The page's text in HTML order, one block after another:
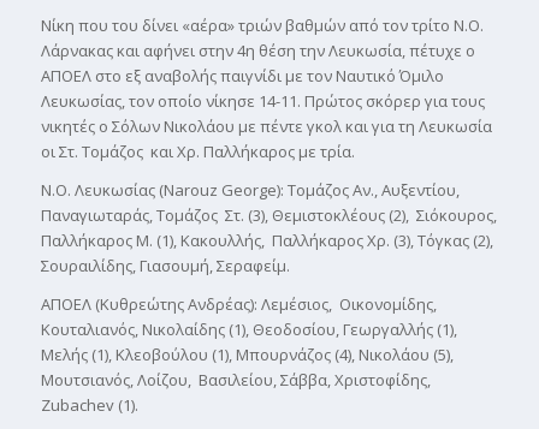
Νίκη που του δίνει «αέρα» τριών βαθμών από τον τρίτο Ν.Ο.
Λάρνακας και αφήνει στην 4η θέση την Λευκωσία, πέτυχε ο
ΑΠΟΕΛ στο εξ αναβολής παιγνίδι με τον Ναυτικό Όμιλο
Λευκωσίας, τον οποίο νίκησε 14-11. Πρώτος σκόρερ για τους
νικητές ο Σόλων Νικολάου με πέντε γκολ και για τη Λευκωσία
οι Στ. Τομάζος και Χρ. Παλλήκαρος με τρία.
Ν.Ο. Λευκωσίας (Narouz George): Τομάζος Αν., Αυξεντίου,
Παναγιωταράς, Τομάζος Στ. (3), Θεμιστοκλέους (2), Σιόκουρος,
Παλλήκαρος Μ. (1), Κακουλλής, Παλλήκαρος Χρ. (3), Τόγκας (2),
Σουραιλίδης, Γιασουμή, Σεραφείμ.
ΑΠΟΕΛ (Κυθρεώτης Ανδρέας): Λεμέσιος, Οικονομίδης,
Κουταλιανός, Νικολαίδης (1), Θεοδοσίου, Γεωργαλλής (1),
Μελής (1), Κλεοβούλου (1), Μπουρνάζος (4), Νικολάου (5),
Μουτσιανός, Λοίζου, Βασιλείου, Σάββα, Χριστοφίδης,
Zubachev (1).